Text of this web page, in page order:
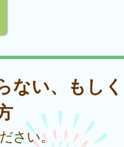
ない、もし
さい。